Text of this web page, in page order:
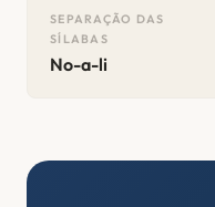
SEPARAÇÃO DAS
SÍLABAS
No-a-li